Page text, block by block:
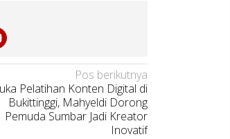
Pos berikutnya
Pelatihan Konten Digital di
Bukittinggi, Mahyeldi Dorong
Pemuda Sumbar Jadi Kreator
Inovatif